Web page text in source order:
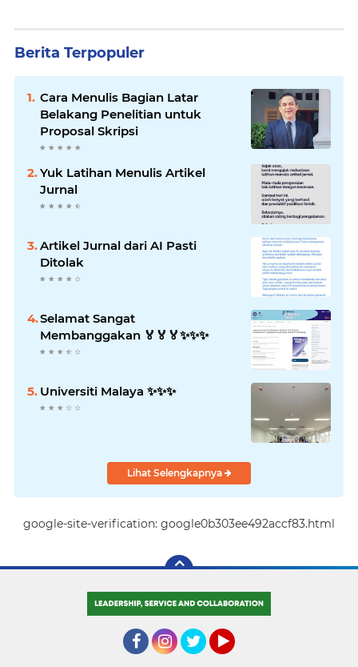
Berita Terpopuler
Cara Menulis Bagian Latar
Belakang Penelitian untuk
Proposal Skripsi
Yuk Latihan Menulis Artikel
Jurnal
Artikel Jurnal dari AI Pasti
Ditolak
Selamat Sangat
Membanggakan 🏅🏅🏅✨️✨️✨️
Universiti Malaya ✨️✨️✨️
Lihat Selengkapnya
google-site-verification: google0b303ee492accf83.html